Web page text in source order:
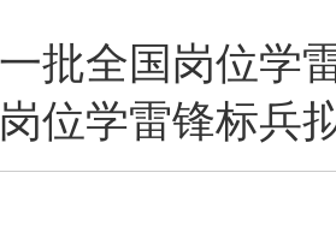
批全国岗位学
位学雷锋标兵